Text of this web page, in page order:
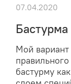
Мой
бастурму
07.04.2020